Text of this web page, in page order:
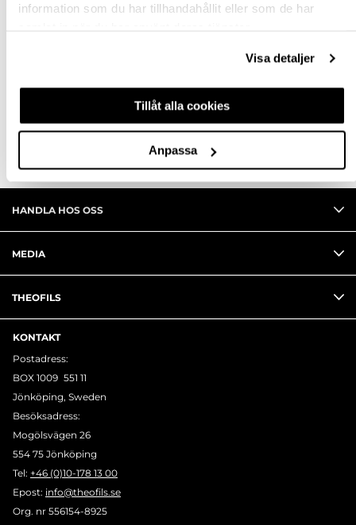
information som du har tillhandahållit eller som de har
Visa detaljer
Tillåt alla cookies
Anpassa
HANDLA HOS OSS
MEDIA
THEOFILS
KONTAKT
Postadress:
BOX 1009 551 11
Jönköping, Sweden
Besöksadress:
Mogölsvägen 26
554 75 Jönköping
Tel: +46 (0)10-178 13 00
Epost: info@theofils.se
Org. nr 556154-8925